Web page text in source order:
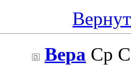
Вера Ср